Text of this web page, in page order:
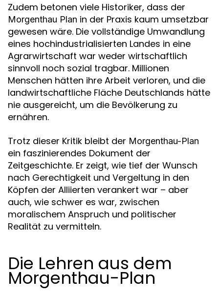
Zudem betonen viele Historiker, dass der
Morgenthau Plan in der Praxis kaum umsetzbar
gewesen wäre. Die vollständige Umwandlung
eines hochindustrialisierten Landes in eine
Agrarwirtschaft war weder wirtschaftlich
sinnvoll noch sozial tragbar. Millionen
Menschen hätten ihre Arbeit verloren, und die
landwirtschaftliche Fläche Deutschlands hätte
nie ausgereicht, um die Bevölkerung zu
ernähren.
Trotz dieser Kritik bleibt der Morgenthau-Plan
ein faszinierendes Dokument der
Zeitgeschichte. Er zeigt, wie tief der Wunsch
nach Gerechtigkeit und Vergeltung in den
Köpfen der Alliierten verankert war – aber
auch, wie schwer es war, zwischen
moralischem Anspruch und politischer
Realität zu vermitteln.
Die Lehren aus dem
Morgenthau-Plan